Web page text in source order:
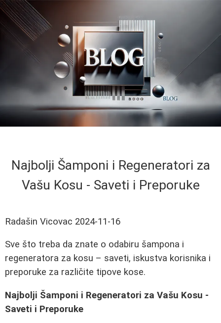
Najbolji Šamponi i Regeneratori za
Vašu Kosu - Saveti i Preporuke
Radašin Vicovac 2024-11-16
Sve što treba da znate o odabiru šampona i
regeneratora za kosu – saveti, iskustva korisnika i
preporuke za različite tipove kose.
Najbolji Šamponi i Regeneratori za Vašu Kosu -
Saveti i Preporuke